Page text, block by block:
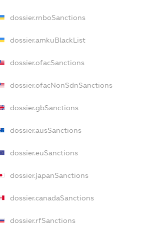
dossier.rnboSanctions
dossier.amkuBlackList
dossier.ofacSanctions
dossier.ofacNonSdnSanctions
dossier.gbSanctions
dossier.ausSanctions
dossier.euSanctions
dossier.japanSanctions
dossier.canadaSanctions
dossier.rfSanctions